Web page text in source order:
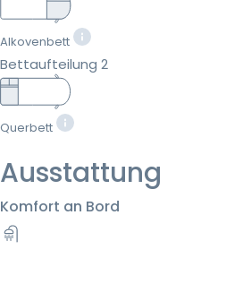
Alkovenbett
Bettaufteilung 2
Querbett
Ausstattung
Komfort an Bord